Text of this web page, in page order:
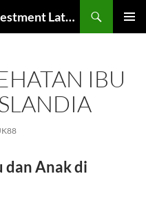
Indonesian Economy and Investment Latest News
IBU
dan Anak di